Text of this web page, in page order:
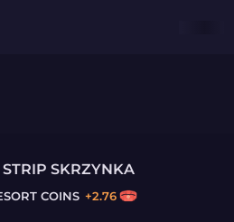
SKRZYNKA
COINS +2.76